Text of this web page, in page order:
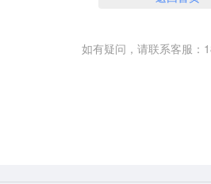
如有疑问，请联系客服：